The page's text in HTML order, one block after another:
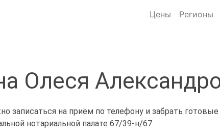
Цены Регионы
Олеся
на приём по телефону и забрать
нотариальной палате 67/39-н/67.